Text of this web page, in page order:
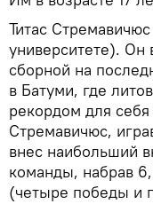
Титас
университете). Он
сборной на
в Батуми, где
рекордом для
Стремавичюс,
внес наибольший
команды, набрав
(четыре победы и